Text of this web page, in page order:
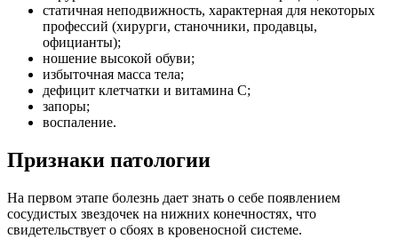
статичная неподвижность, характерная для некоторых
профессий (хирурги, станочники, продавцы,
официанты);
ношение высокой обуви;
избыточная масса тела;
дефицит клетчатки и витамина С;
запоры;
воспаление.
Признаки патологии
На первом этапе болезнь дает знать о себе появлением
сосудистых звездочек на нижних конечностях, что
свидетельствует о сбоях в кровеносной системе.